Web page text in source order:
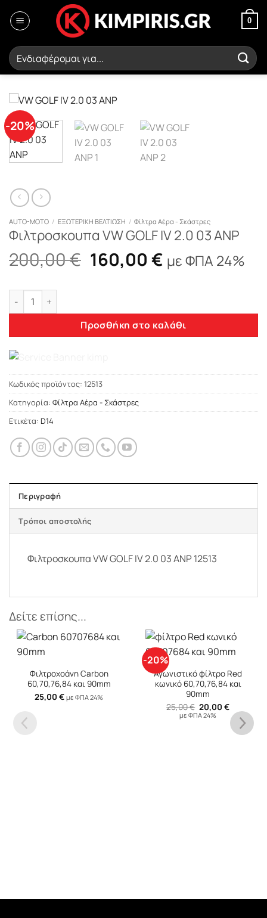
στο
0
Αναζήτηση
για:
-20%
AUTO-MOTO / ΕΞΩΤΕΡΙΚΗ ΒΕΛΤΙΩΣΗ / Φίλτρα Αέρα - Σκάστρες
Φιλτροσκουπα VW GOLF IV 2.0 03 ANP
200,00€ Original
price
200,00 €.
160,00 €Η
τρέχουσα
είναι:
160,00 €.
με ΦΠΑ 24%
Φιλτροσκουπα VW GOLF IV 2.0 03 ANP ποσότητα
Προσθήκη στο καλάθι
Κωδικός προϊόντος: 12513
Κατηγορία: Φίλτρα Αέρα - Σκάστρες
Ετικέτα: D14
Περιγραφή
Τρόποι αποστολής
Φιλτροσκουπα VW GOLF IV 2.0 03 ANP 12513
Δείτε επίσης...
Φιλτροχοάνη Carbon
60,70,76,84 και 90mm
25,00€ με ΦΠΑ 24%
-20%
Αγωνιστικό φίλτρο Red
κωνικό 60,70,76,84 και
90mm
25,00€ Original
price
was:
20,00€Η
τρέχουσα
20,00 €.
με ΦΠΑ 24%